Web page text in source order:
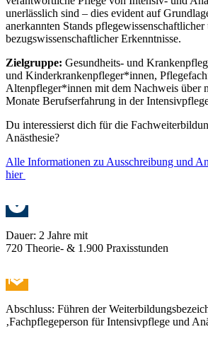
unerlässlich sind – dies evident auf
anerkannten Stands
bezugswissenschaftlicher Erkenntnisse.
Zielgruppe: Gesundheits- und
und Kinderkrankenpfleger*innen,
Altenpfleger*innen mit dem Nachweis über
Monate Berufserfahrung in der
Du interessierst dich für die
Anästhesie?
Alle Informationen zu Ausschreibung und
hier
Dauer: 2 Jahre mit
720 Theorie- & 1.900 Praxisstunden
Abschluss: Führen der
‚Fachpflegeperson für Intensivpflege und